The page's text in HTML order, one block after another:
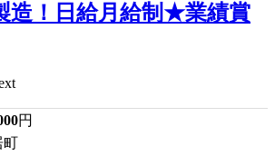
造！日給月給制★業績賞
円
町